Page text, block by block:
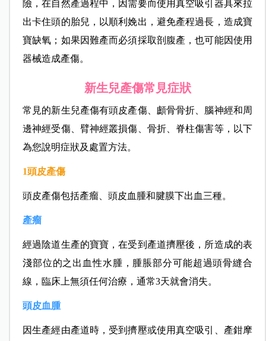
險，在自然產過程中，因需要而使用真空吸引器具來拉
出卡住頭的胎兒，以順利娩出，避免產程過長，造成寶
寶缺氧；如果因難產而必須採取剖腹產，也可能因使用
器械造成產傷。
新生兒產傷常見症狀
常見的新生兒產傷有頭皮產傷、顱骨骨折、腦神經和周
邊神經受傷、臂神經叢損傷、骨折、脊柱傷害等，以下
為您說明症狀及處置方法。
1頭皮產傷
頭皮產傷包括產瘤、頭皮血腫和腱膜下出血三種。
產瘤
經過陰道生產的寶寶，在受到產道擠壓後，所造成的表
淺部位的之出血性水腫，腫脹部分可能超過頭骨縫合
線，臨床上無須任何治療，通常3天就會消失。
頭皮血腫
因生產經由產道時，受到擠壓或使用真空吸引、產鉗摩